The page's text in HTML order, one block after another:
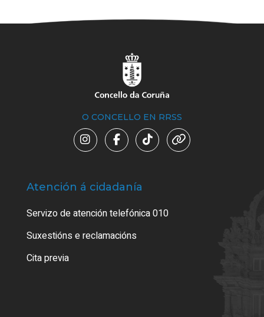
O CONCELLO EN RRSS
Atención á cidadanía
Servizo de atención telefónica 010
Suxestións e reclamacións
Cita previa